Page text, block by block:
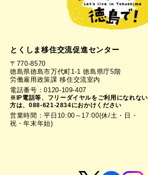
とくしま移住交流促進センター
〒770-8570
徳島県徳島市万代町1-1 徳島県庁5階
労働雇用政策課 移住交流室内
電話番号：0120-109-407
※IP電話等、フリーダイヤルをご利用になれない
方は、088-621-2834におかけください
営業時間：平日10:00～17:00(休/土・日・
祝・年末年始)